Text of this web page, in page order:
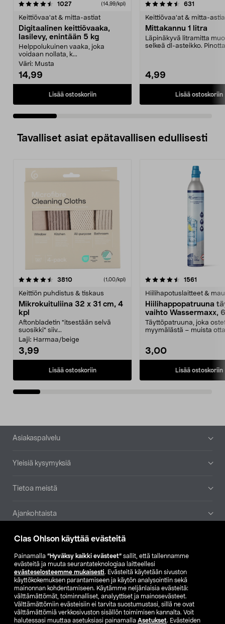
Clas Ohlson käyttää evästeitä
Painamalla ”Hyväksy kaikki evästeet” sallit, että tallennamme
evästeitä ja muuta seurantateknologiaa laitteellesi
evästeselosteemme mukaisesti. Evästeitä käytetään sivuston
käyttökokemuksen parantamiseen ja käytön analysointiin sekä
mainonnan kohdentamiseen. Käytämme neljänlaisia evästeitä:
välttämättömät, toiminnalliset, analyyttiset ja mainosevästeet.
Välttämättömiin evästeisiin ei tarvita suostumustasi, sillä ne ovat
välttämättömiä verkkosivuston sisällön toimimisen kannalta. Voit
halutessasi muuttaa asetuksiasi painamalla Asetukset. Evästeiden
1027arvostelut (14,99/kpl)
Keittiövaa'at & mitta-astiat
Digitaalinen keittiövaaka,
lasilevy, enintään 5 kg
Helppolukuinen vaaka, joka
voidaan nollata, k...
Väri: Musta
14,99
Lisää ostoskoriin
4.5 viidestä
631
Keittiövaa'at & mitta-
Mittakannu 1 litra
Läpinäkyvä litramitta
selkeä dl-asteikko.
4,99
Lisää ostoskoriin
4.5 viidestä
Tavalliset asiat epätavallisen edullisesti
3810arvostelut (1,00/kpl)
Keittiön puhdistus & tiskaus
Mikrokuituliina 32 x 31 cm, 4
kpl
Aftonbladetin "itsestään selvä
suosikki" siiv...
Laji: Harmaa/beige
3,99
Lisää ostoskoriin
4.5viidestä
1561
Hiilihapotuslaitteet &
Hiilihappopatruuna
vaihto Wassermaxx,
Täyttöpatruuna, joka
myymälästä – muista
3,00
Lisää ostoskoriin
4.5viidestä
Alatunniste
Asiakaspalvelu
Yleisiä kysymyksiä
Tietoa meistä
Ajankohtaista
Muut yrityksemme
Etsi myymälä
SE NO FI
FI SV